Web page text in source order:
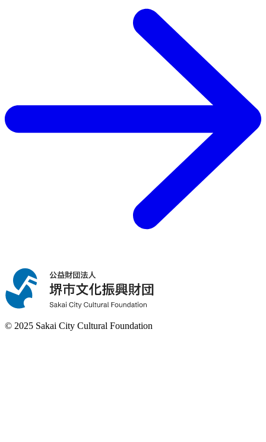
© 2025 Sakai City Cultural Foundation